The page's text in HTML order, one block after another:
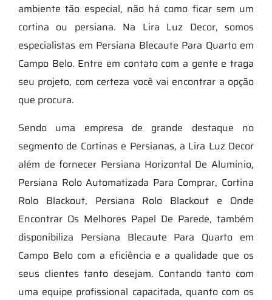
ambiente tão especial, não há como ficar sem um
cortina ou persiana. Na Lira Luz Decor, somos
especialistas em Persiana Blecaute Para Quarto em
Campo Belo. Entre em contato com a gente e traga
seu projeto, com certeza você vai encontrar a opção
que procura.
Sendo uma empresa de grande destaque no
segmento de Cortinas e Persianas, a Lira Luz Decor
além de fornecer Persiana Horizontal De Alumínio,
Persiana Rolo Automatizada Para Comprar, Cortina
Rolo Blackout, Persiana Rolo Blackout e Onde
Encontrar Os Melhores Papel De Parede, também
disponibiliza Persiana Blecaute Para Quarto em
Campo Belo com a eficiência e a qualidade que os
seus clientes tanto desejam. Contando tanto com
uma equipe profissional capacitada, quanto com os